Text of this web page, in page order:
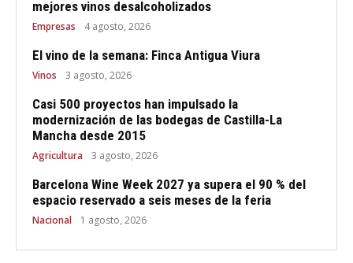
mejores vinos desalcoholizados
Empresas 4 agosto, 2026
El vino de la semana: Finca Antigua Viura
Vinos 3 agosto, 2026
Casi 500 proyectos han impulsado la
modernización de las bodegas de Castilla-La
Mancha desde 2015
Agricultura 3 agosto, 2026
Barcelona Wine Week 2027 ya supera el 90 % del
espacio reservado a seis meses de la feria
Nacional 1 agosto, 2026